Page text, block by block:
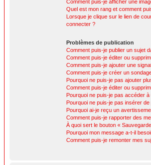
Comment puis-je afficher une
Quel est mon rang et comment
Lorsque je clique sur le lien de
connecter ?
Problèmes de publication
Comment puis-je publier un sujet
Comment puis-je éditer ou
Comment puis-je ajouter une
Comment puis-je créer un
Pourquoi ne puis-je pas ajouter
Comment puis-je éditer ou
Pourquoi ne puis-je pas accéder à
Pourquoi ne puis-je pas insérer
Pourquoi ai-je reçu un
Comment puis-je rapporter des
À quoi sert le bouton «
Pourquoi mon message a-t-il
Comment puis-je remonter mes